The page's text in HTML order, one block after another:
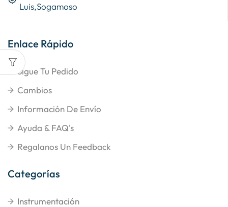
Luis,Sogamoso
Enlace Rápido
Sigue Tu Pedido
Cambios
Información De Envío
Ayuda & FAQ's
Regalanos Un Feedback
Categorías
Instrumentación